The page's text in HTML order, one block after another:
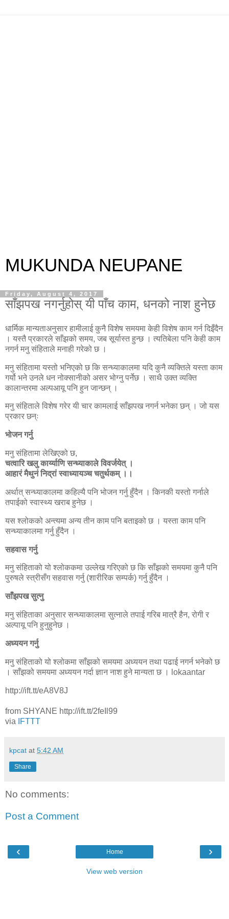
MUKUNDA NEUPANE
Friday, August 4, 2017
साँझपख नगर्नुहोस् यी पाँच काम, धनको नाश हुनेछ
धार्मिक मान्यताअनुसार हामीलाई कुनै विशेष समयमा केही विशेष काम गर्न दिइँदैन
। यस्तै प्रकारले साँझको समय, जब सूर्यास्त हुन्छ । त्यतिबेला पनि केही काम
नगर्न मनु संहिताले मनाही गरेको छ ।
मनु संहितामा यस्तो भनिएको छ कि सन्ध्याकालमा यदि कुनै व्यक्तिले यस्ता काम
गर्यो भने उनले धन नोक्सानीको असर भोग्नु पर्नेछ । साथै उक्त व्यक्ति
कालान्तरमा अल्पआयू पनि हुन जान्छन् ।
मनु संहिताले विशेष गरेर यी चार कामलाई साँझपख नगर्न भनेका छन् । जो यस
प्रकार छन्ः
भोजन गर्नु
मनु संहितामा लेखिएको छ,
चत्वारि खलु कार्य्याणि सन्ध्याकाले विवर्जयेत् ।
आहारं मैथुनं निद्रां स्वाध्यायञ्च चतुर्थकम् ।।
अर्थात् सन्ध्याकालमा कहिल्यै पनि भोजन गर्नु हुँदैन । किनकी यस्तो गर्नाले
तपाईको स्वास्थ्य खराब हुनेछ ।
यस श्लोकको अन्त्यमा अन्य तीन काम पनि बताइको छ । यस्ता काम पनि
सन्ध्याकालमा गर्नु हुँदैन ।
सहवास गर्नु
मनु संहिताको यो श्लोककमा उल्लेख गरिएको छ कि साँझको समयमा कुनै पनि
पुरुषले स्त्रीसँग सहवास गर्नु (शारीरिक सम्पर्क) गर्नु हुँदैन ।
साँझपख सुत्नु
मनु संहिताका अनुसार सन्ध्याकालमा सुत्नाले तपाई गरिब मात्रै हैन, रोगी र
अल्पायू पनि हुनुहुनेछ ।
अध्ययन गर्नु
मनु संहिताको यो श्लोकमा साँझको समयमा अध्ययन तथा पढाई नगर्न भनेको छ
। साँझको समयमा अध्ययन गर्दा ज्ञान नाश हुने मान्यता छ । lokaantar
http://ift.tt/eA8V8J
from SHYANE http://ift.tt/2feIl99
via
IFTTT
kpcat at 5:42 AM
Share
No comments:
Post a Comment
‹ ›
Home
View web version